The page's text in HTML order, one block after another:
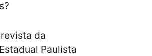
da
Paulista